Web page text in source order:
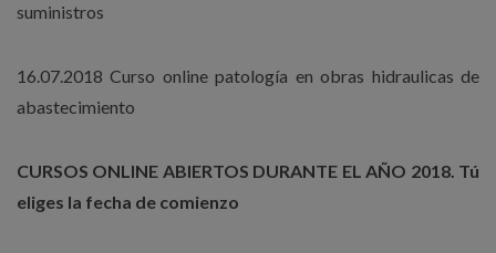
suministros
16.07.2018 Curso online patología en obras hidraulicas de
abastecimiento
CURSOS ONLINE ABIERTOS DURANTE EL AÑO 2018. Tú
eliges la fecha de comienzo